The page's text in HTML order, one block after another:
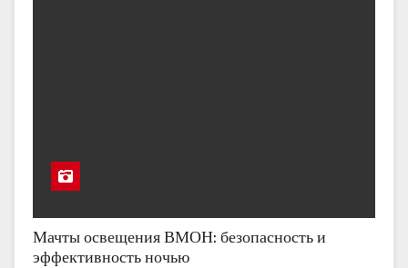
Мачты освещения ВМОН: безопасность и
эффективность ночью